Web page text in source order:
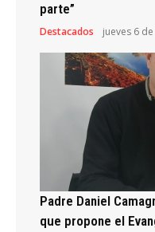
parte”
Destacados jueves 6
Padre Daniel
que propone el